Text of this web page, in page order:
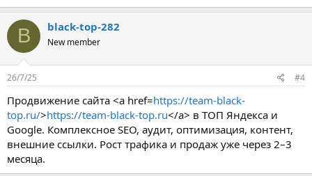
B black-top-282
New member
26/7/25 #4
Продвижение сайта <a href=https://team-black-
top.ru/>https://team-black-top.ru</a> в ТОП Яндекса и
Google. Комплексное SEO, аудит, оптимизация, контент,
внешние ссылки. Рост трафика и продаж уже через 2–3
месяца.